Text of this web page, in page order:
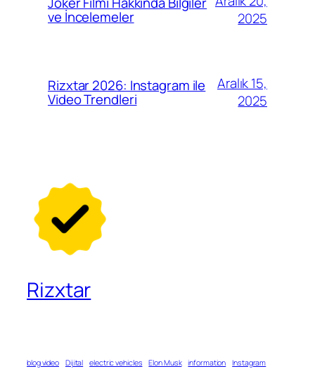
ve İncelemeler
2025
Rizxtar 2026: Instagram ile
Video Trendleri
Aralık 15,
2025
Rizxtar
blog video Dijital electric vehicles Elon Musk information Instagram